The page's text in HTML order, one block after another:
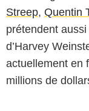
Streep, Quentin
prétendent
d’Harvey
actuellement en
millions de